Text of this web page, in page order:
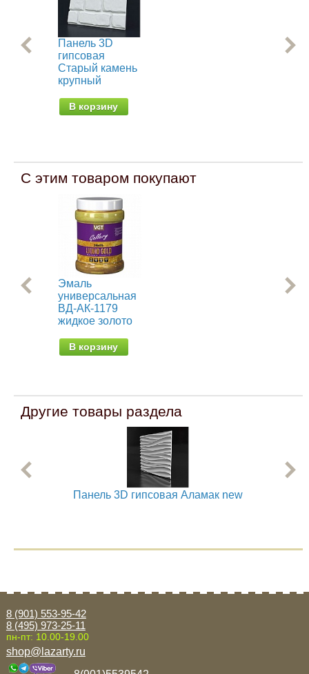
Панель 3D
гипсовая
Старый камень
крупный
В корзину
С этим товаром покупают
Эмаль
универсальная
ВД-АК-1179
жидкое золото
В корзину
Другие товары раздела
Панель 3D гипсовая Аламак new
8 (901) 553-95-42
8 (495) 973-25-11
пн-пт: 10.00-19.00
shop@lazarty.ru